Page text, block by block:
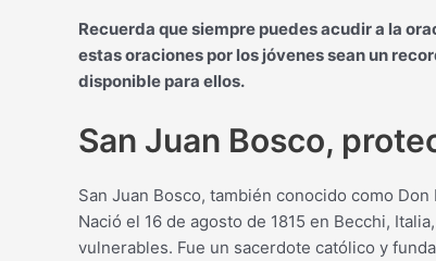
Recuerda que siempre puedes acudir a la
estas oraciones por los jóvenes sean un
disponible para ellos.
San Juan Bosco,
San Juan Bosco, también conocido como
Nació el 16 de agosto de 1815 en Becchi,
vulnerables. Fue un sacerdote católico y